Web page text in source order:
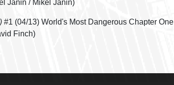
Janin / Mikel Janin)
#1 (04/13) World's Most Dangerous Chapter One
Finch)